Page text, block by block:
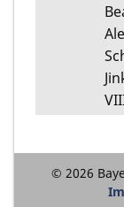
© 2026